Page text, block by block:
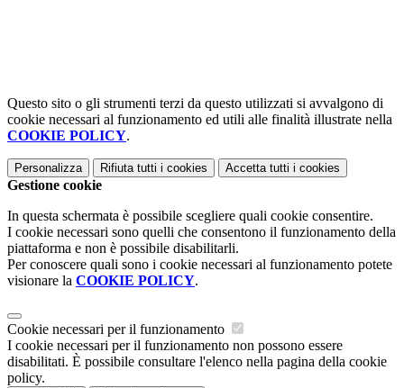
Questo sito o gli strumenti terzi da questo utilizzati si avvalgono di
cookie necessari al funzionamento ed utili alle finalità illustrate nella
COOKIE POLICY.
Personalizza Rifiuta tutti i cookies Accetta tutti i cookies
Gestione cookie
In questa schermata è possibile scegliere quali cookie consentire.
I cookie necessari sono quelli che consentono il funzionamento della
piattaforma e non è possibile disabilitarli.
Per conoscere quali sono i cookie necessari al funzionamento potete
visionare la COOKIE POLICY.
Cookie necessari per il funzionamento
I cookie necessari per il funzionamento non possono essere
disabilitati. È possibile consultare l'elenco nella pagina della cookie
policy.